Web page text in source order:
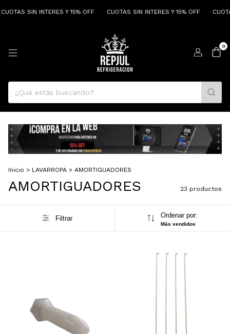
SIN INTERES Y 15% OFF CUOTAS SIN INTERES Y 15% OFF CUOTAS SIN
0
Inicio > LAVARROPA > AMORTIGUADORES
AMORTIGUADORES 23 productos
Filtrar Ordenar por:
Más vendidos